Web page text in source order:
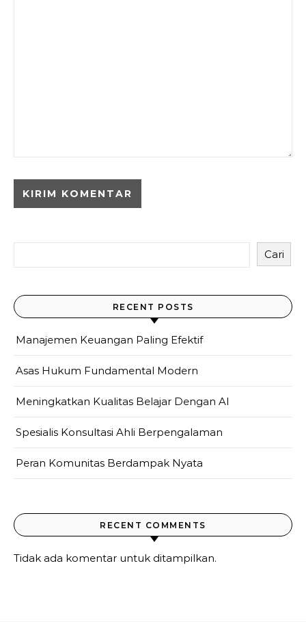
Cari
RECENT POSTS
Manajemen Keuangan Paling Efektif
Asas Hukum Fundamental Modern
Meningkatkan Kualitas Belajar Dengan AI
Spesialis Konsultasi Ahli Berpengalaman
Peran Komunitas Berdampak Nyata
RECENT COMMENTS
Tidak ada komentar untuk ditampilkan.